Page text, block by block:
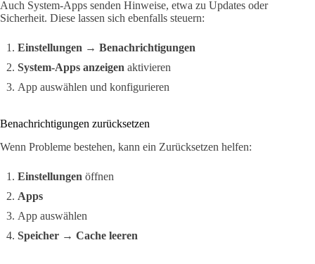
Auch System-Apps senden Hinweise, etwa zu Updates oder
Sicherheit. Diese lassen sich ebenfalls steuern:
Einstellungen → Benachrichtigungen
System-Apps anzeigen aktivieren
App auswählen und konfigurieren
Benachrichtigungen zurücksetzen
Wenn Probleme bestehen, kann ein Zurücksetzen helfen:
Einstellungen öffnen
Apps
App auswählen
Speicher → Cache leeren